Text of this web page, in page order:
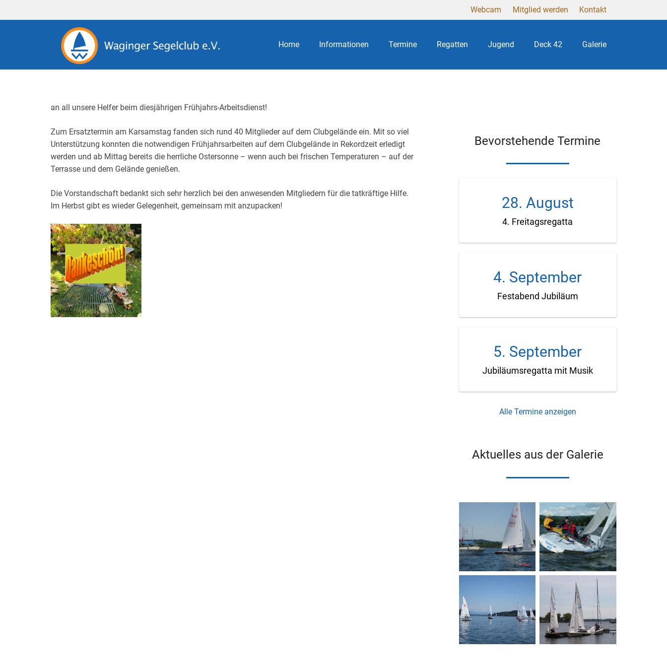
Webcam Mitglied werden Kontakt
Home Informationen Termine Regatten Jugend Deck 42 Galerie
an all unsere Helfer beim diesjährigen Frühjahrs-Arbeitsdienst!
Zum Ersatztermin am Karsamstag fanden sich rund 40 Mitglieder auf dem Clubgelände ein. Mit so viel
Unterstützung konnten die notwendigen Frühjahrsarbeiten auf dem Clubgelände in Rekordzeit erledigt
werden und ab Mittag bereits die herrliche Ostersonne – wenn auch bei frischen Temperaturen – auf der
Terrasse und dem Gelände genießen.
Die Vorstandschaft bedankt sich sehr herzlich bei den anwesenden Mitgliedern für die tatkräftige Hilfe.
Im Herbst gibt es wieder Gelegenheit, gemeinsam mit anzupacken!
Bevorstehende Termine
4. Freitagsregatta
28. August
Festabend Jubiläum
4. September
Jubiläumsregatta mit Musik
5. September
Alle Termine anzeigen
Aktuelles aus der Galerie